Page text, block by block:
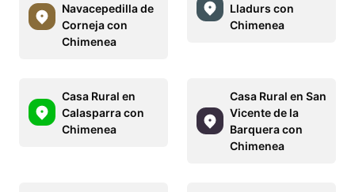
Navacepedilla de
Corneja con
Chimenea
Lladurs con
Chimenea
Casa Rural en
Calasparra con
Chimenea
Casa Rural en San
Vicente de la
Barquera con
Chimenea